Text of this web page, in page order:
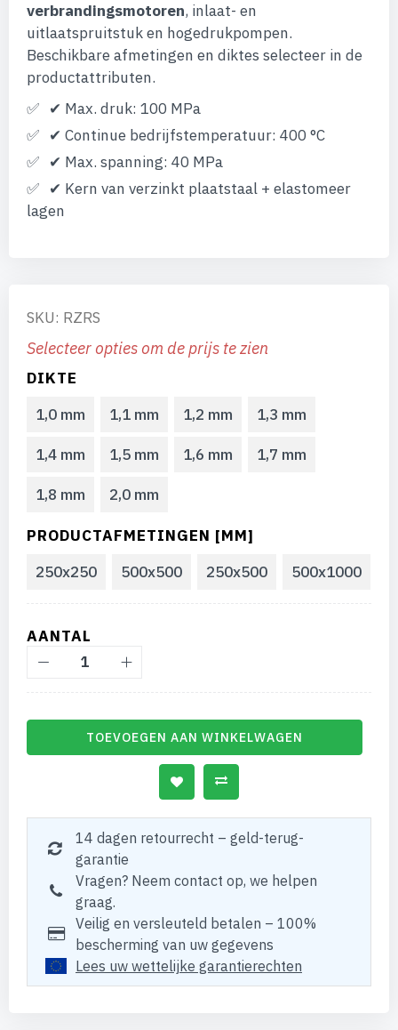
verbrandingsmotoren, inlaat- en
uitlaatspruitstuk en hogedrukpompen.
Beschikbare afmetingen en diktes selecteer in de
productattributen.
✔ Max. druk: 100 MPa
✔ Continue bedrijfstemperatuur: 400 °C
✔ Max. spanning: 40 MPa
✔ Kern van verzinkt plaatstaal + elastomeer
lagen
SKU: RZRS
Selecteer opties om de prijs te zien
DIKTE
1,0 mm
1,1 mm 1,2 mm 1,3 mm
1,4 mm 1,5 mm 1,6 mm 1,7 mm
1,8 mm 2,0 mm
PRODUCTAFMETINGEN [MM]
250x250
500x500 250x500 500x1000
AANTAL
TOEVOEGEN AAN WINKELWAGEN
14 dagen retourrecht – geld-terug-
garantie
Vragen? Neem contact op, we helpen
graag.
Veilig en versleuteld betalen – 100%
bescherming van uw gegevens
Lees uw wettelijke garantierechten